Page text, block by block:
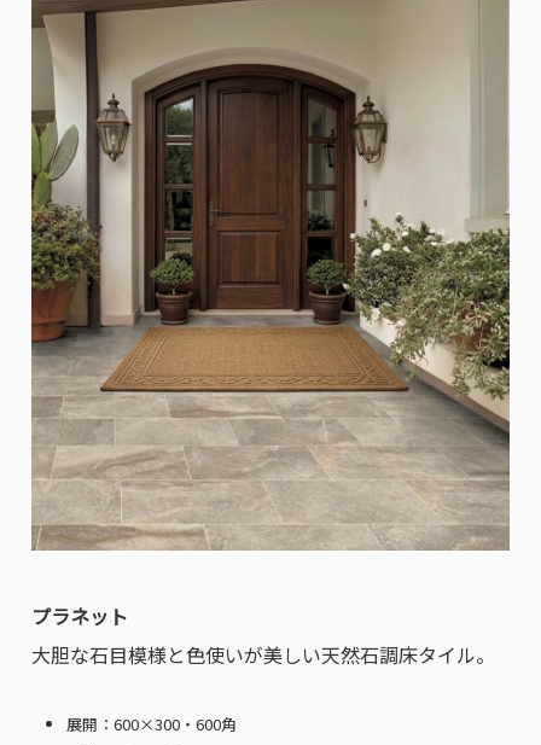
プラネット
大胆な石目模様と色使いが美しい天然石調床タイル。
展開：600×300・600角